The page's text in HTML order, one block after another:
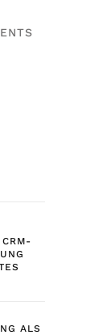
ALS